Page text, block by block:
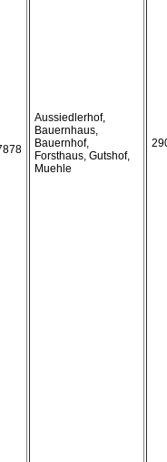
Aussiedlerhof,
Bauernhaus,
Bauernhof,
Forsthaus, Gutshof,
Muehle